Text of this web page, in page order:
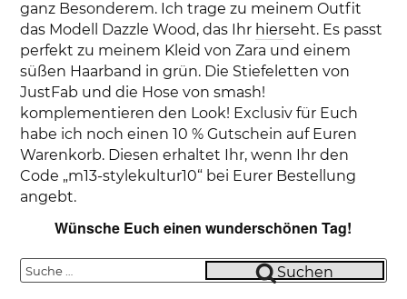
ganz Besonderem. Ich trage zu meinem Outfit
das Modell Dazzle Wood, das Ihr hierseht. Es passt
perfekt zu meinem Kleid von Zara und einem
süßen Haarband in grün. Die Stiefeletten von
JustFab und die Hose von smash!
komplementieren den Look! Exclusiv für Euch
habe ich noch einen 10 % Gutschein auf Euren
Warenkorb. Diesen erhaltet Ihr, wenn Ihr den
Code „m13-stylekultur10“ bei Eurer Bestellung
angebt.
Wünsche Euch einen wunderschönen Tag!
Suche
Suchen